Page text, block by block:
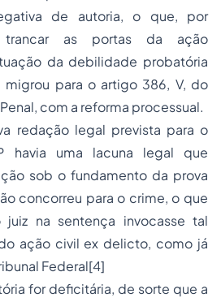
de autoria, o que, por
trancar as portas da ação
da debilidade probatória
migrou para o artigo 386, V, do
com a reforma processual.
redação legal prevista para o
havia uma lacuna legal que
sob o fundamento da prova
concorreu para o crime, o que
na sentença invocasse tal
ação civil ex delicto, como já
Federal[4]
for deficitária, de sorte que a